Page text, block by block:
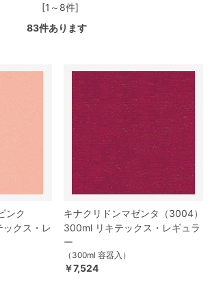
[1～8件]
83件あります
ンク
クス・レ
キナクリドンマゼンタ（3004）
300ml リキテックス・レギュラ
ー
（300ml 容器入）
￥7,524